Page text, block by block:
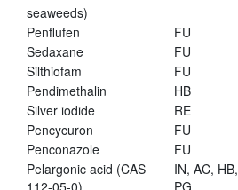
seaweeds)
Penflufen FU
Sedaxane
FU
Silthiofam
FU
Pendimethalin
HB
Silver iodide
RE
Pencycuron
FU
Penconazole
FU
Pelargonic acid (CAS
IN, AC, HB,